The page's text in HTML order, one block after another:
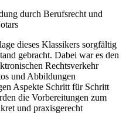
durch Berufsrecht und
dieses Klassikers sorgfältig
gebracht. Dabei war es den
Rechtsverkehr
und Abbildungen
Aspekte Schritt für Schritt
die Vorbereitungen zum
und praxisgerecht